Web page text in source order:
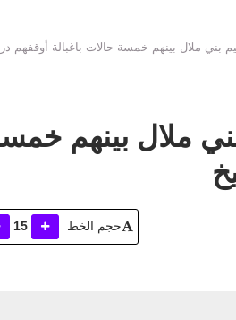
بإقليم بني ملال بينهم خمسة حالات باغبالة أوقفهم
بني ملال بينهم
حجم الخط 15